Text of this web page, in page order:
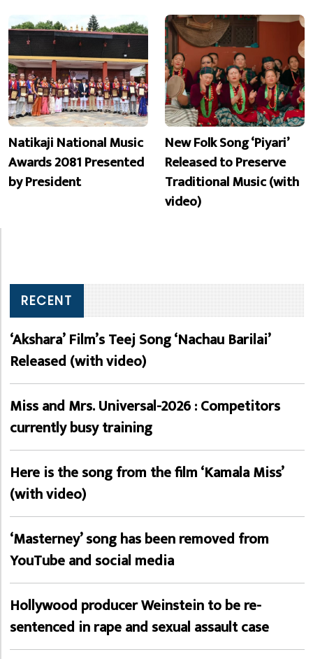
Natikaji National Music
Awards 2081 Presented
by President
New Folk Song ‘Piyari’
Released to Preserve
Traditional Music (with
video)
RECENT
‘Akshara’ Film’s Teej Song ‘Nachau Barilai’
Released (with video)
Miss and Mrs. Universal-2026 : Competitors
currently busy training
Here is the song from the film ‘Kamala Miss’
(with video)
‘Masterney’ song has been removed from
YouTube and social media
Hollywood producer Weinstein to be re-
sentenced in rape and sexual assault case